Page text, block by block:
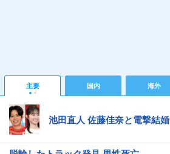
主要 国内 海外
池田直人 佐藤佳奈と電撃結婚